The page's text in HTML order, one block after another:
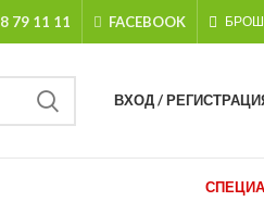
79 11 11 FACEBOOK
ВХОД /